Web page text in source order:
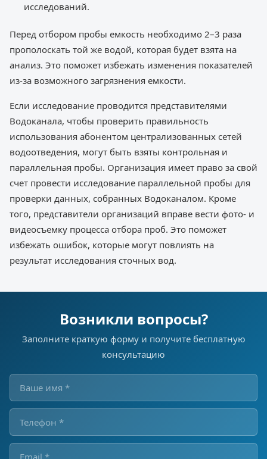
исследований.
Перед отбором пробы емкость необходимо 2–3 раза
прополоскать той же водой, которая будет взята на
анализ. Это поможет избежать изменения показателей
из-за возможного загрязнения емкости.
Если исследование проводится представителями
Водоканала, чтобы проверить правильность
использования абонентом централизованных сетей
водоотведения, могут быть взяты контрольная и
параллельная пробы. Организация имеет право за свой
счет провести исследование параллельной пробы для
проверки данных, собранных Водоканалом. Кроме
того, представители организаций вправе вести фото- и
видеосъемку процесса отбора проб. Это поможет
избежать ошибок, которые могут повлиять на
результат исследования сточных вод.
Возникли вопросы?
Заполните краткую форму и получите бесплатную
консультацию